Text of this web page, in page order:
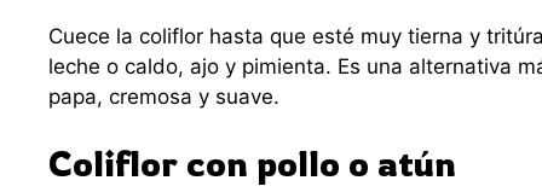
Cuece la coliflor hasta que esté muy tierna y
leche o caldo, ajo y pimienta. Es una alternativa
papa, cremosa y suave.
Coliflor con pollo o atún